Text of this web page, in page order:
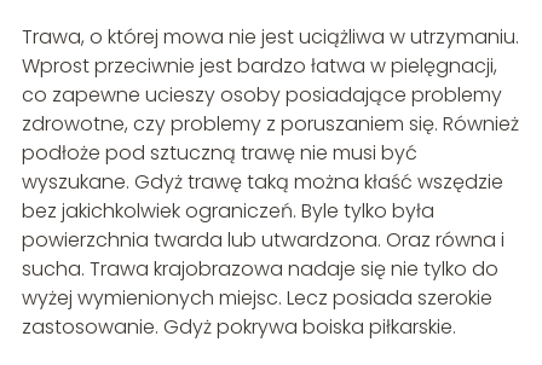
Trawa, o której mowa nie jest uciążliwa w utrzymaniu.
Wprost przeciwnie jest bardzo łatwa w pielęgnacji,
co zapewne ucieszy osoby posiadające problemy
zdrowotne, czy problemy z poruszaniem się. Również
podłoże pod sztuczną trawę nie musi być
wyszukane. Gdyż trawę taką można kłaść wszędzie
bez jakichkolwiek ograniczeń. Byle tylko była
powierzchnia twarda lub utwardzona. Oraz równa i
sucha. Trawa krajobrazowa nadaje się nie tylko do
wyżej wymienionych miejsc. Lecz posiada szerokie
zastosowanie. Gdyż pokrywa boiska piłkarskie.